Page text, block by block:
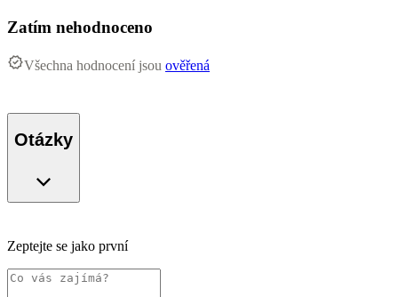
Zatím nehodnoceno
Všechna hodnocení jsou ověřená
Otázky
Zeptejte se jako první